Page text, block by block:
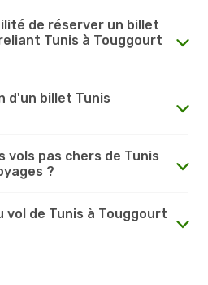
de réserver un billet
Tunis à Touggourt
d'un billet Tunis
vols pas chers de Tunis
?
vol de Tunis à Touggourt